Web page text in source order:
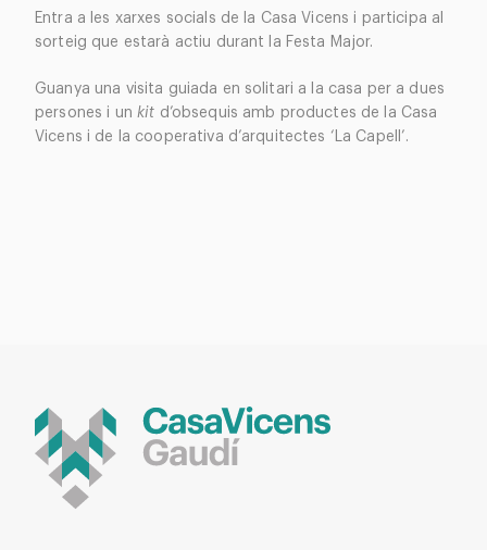
Entra a les xarxes socials de la Casa Vicens i participa al
sorteig que estarà actiu durant la Festa Major.
Guanya una visita guiada en solitari a la casa per a dues
persones i un kit d’obsequis amb productes de la Casa
Vicens i de la cooperativa d’arquitectes ‘La Capell’.